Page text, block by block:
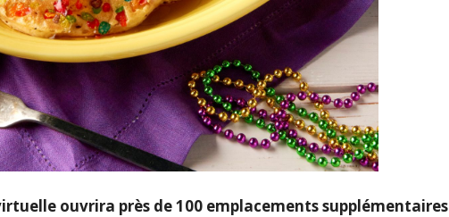
ouvrira près de 100 emplacements supplémentaires